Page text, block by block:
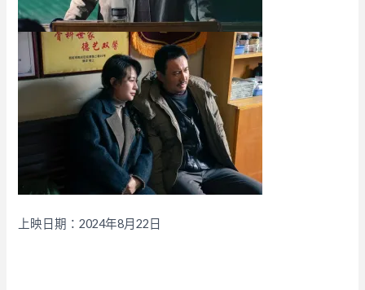
上映日期：2024年8月22日